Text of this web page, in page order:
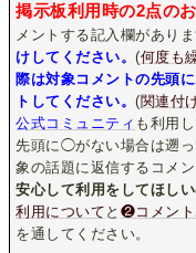
掲示板利用時の2点の
メントする記入欄があり
けしてください。(何度も
際は対象コメントの先頭
トしてください。(関連付
公式コミュニティ も利用
先頭に◯がない場合は遡
象の話題に返信するコメ
安心して利用をしてほしい
利用について と ❷コメント
を通してください。